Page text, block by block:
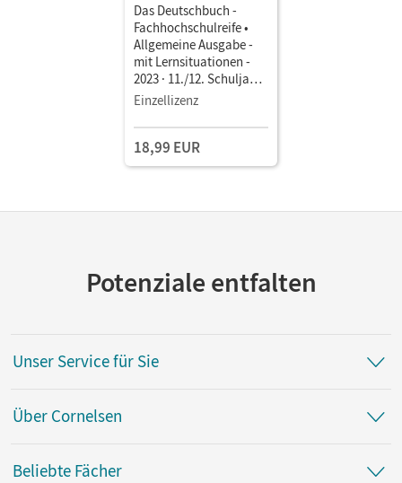
Das Deutschbuch -
Fachhochschulreife •
Allgemeine Ausgabe -
mit Lernsituationen -
2023 · 11./12. Schuljahr •
Schulbuch als E-Book (2
Einzellizenz
18,99 EUR
Potenziale entfalten
Unser Service für Sie
Über Cornelsen
Beliebte Fächer